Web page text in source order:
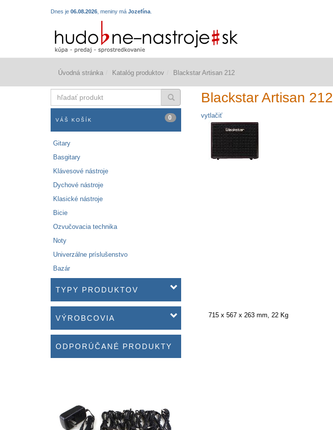
Dnes je 06.08.2026 , meniny má Jozefína
Úvodná stránka Katalóg produktov Blackstar Artisan 212
produkt
VÁŠ KOŠÍK 0
Gitary
Basgitary
Klávesové nástroje
Dychové nástroje
Klasické nástroje
Bicie
Ozvučovacia technika
Noty
Univerzálne príslušenstvo
Bazár
TYPY PRODUKTOV
VÝROBCOVIA
ODPORÚČANÉ PRODUKTY
Blackstar Artisan 212
vytlačiť
715 x 567 x 263 mm, 22 Kg